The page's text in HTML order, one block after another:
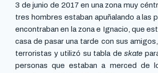
3 de junio de 2017 en una zona muy
tres hombres estaban apuñalando a las
encontraban en la zona e Ignacio, que
casa de pasar una tarde con sus
terroristas y utilizó su tabla de skate
personas que estaban a merced de